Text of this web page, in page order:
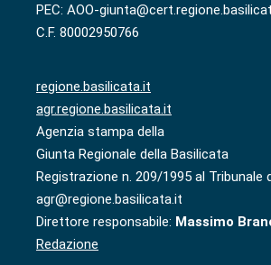
PEC: AOO-
C.F. 80002950766
regione.basilicata.it
agr.regione.basilicata.it
Agenzia stampa della
Giunta Regionale della Basilicata
Registrazione n. 209/1995 al Tribunale
agr@regione.basilicata.it
Direttore responsabile: Massimo
Redazione